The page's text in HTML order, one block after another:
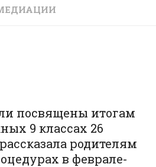
посвящены итогам
9 классах 26
родителям
в феврале-